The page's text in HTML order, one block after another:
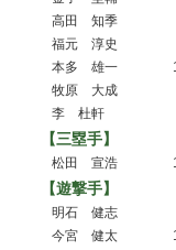
高田 知季
福元 淳史
本多 雄一
牧原 大成
李 杜軒
【三塁手】
松田 宣浩
【遊撃手】
明石 健志
今宮 健太